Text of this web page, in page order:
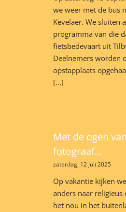
we weer met de bus
Kevelaer. We sluiten
programma van die
fietsbedevaart uit
Deelnemers worden
opstapplaats
[...]
Met de ogen
fotograaf…
zaterdag, 12 juli 2025
Op vakantie kijken
anders naar religieus
het nou in het